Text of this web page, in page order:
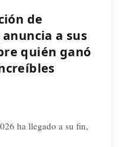
de
a sus
quién ganó
ha llegado a su fin,